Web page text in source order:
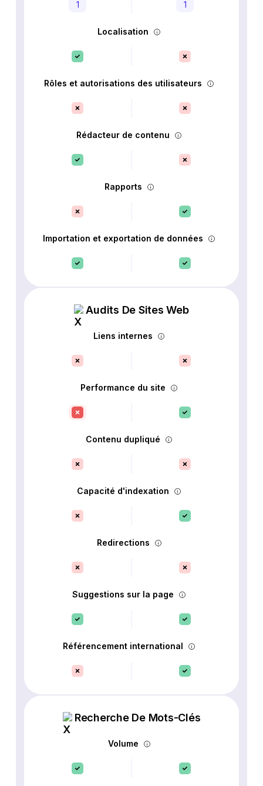
1 1
Localisation
Rôles et autorisations des utilisateurs
Rédacteur de contenu
Rapports
Importation et exportation de données
Audits De Sites Web
Liens internes
Performance du site
Contenu dupliqué
Capacité d'indexation
Redirections
Suggestions sur la page
Référencement international
Recherche De Mots-Clés
Volume